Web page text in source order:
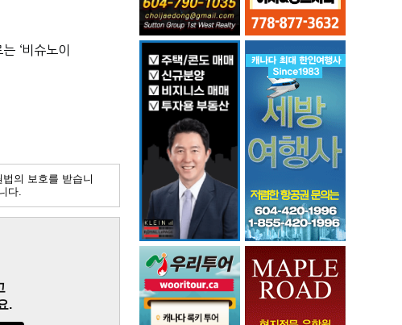
는 ‘비슈노이
의 보호를 받습니
다.
.